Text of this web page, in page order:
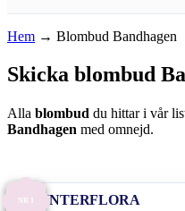
Hem → Blombud Bandhagen
Skicka blombud
Alla blombud du hittar i vår
Bandhagen med omnejd.
NR 1 INTERFLORA